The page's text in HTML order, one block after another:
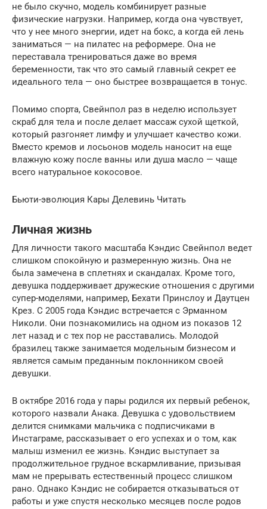
не было скучно, модель комбинирует разные
физические нагрузки. Например, когда она чувствует,
что у нее много энергии, идет на бокс, а когда ей лень
заниматься — на пилатес на реформере. Она не
переставала тренироваться даже во время
беременности, так что это самый главный секрет ее
идеального тела — оно быстрее возвращается в тонус.
Помимо спорта, Свейнпол раз в неделю использует
скраб для тела и после делает массаж сухой щеткой,
который разгоняет лимфу и улучшает качество кожи.
Вместо кремов и лосьонов модель наносит на еще
влажную кожу после ванны или душа масло — чаще
всего натуральное кокосовое.
Бьюти-эволюция Кары Делевинь Читать
Личная жизнь
Для личности такого масштаба Кэндис Свейнпол ведет
слишком спокойную и размеренную жизнь. Она не
была замечена в сплетнях и скандалах. Кроме того,
девушка поддерживает дружеские отношения с другими
супер-моделями, например, Бехати Принслоу и Даутцен
Крез. С 2005 года Кэндис встречается с Эрманном
Николи. Они познакомились на одном из показов 12
лет назад и с тех пор не расставались. Молодой
бразилец также занимается модельным бизнесом и
является самым преданным поклонником своей
девушки.
В октябре 2016 года у пары родился их первый ребенок,
которого назвали Анака. Девушка с удовольствием
делится снимками мальчика с подписчиками в
Инстаграме, рассказывает о его успехах и о том, как
малыш изменил ее жизнь. Кэндис выступает за
продолжительное грудное вскармливание, призывая
мам не прерывать естественный процесс слишком
рано. Однако Кэндис не собирается отказываться от
работы и уже спустя несколько месяцев после родов